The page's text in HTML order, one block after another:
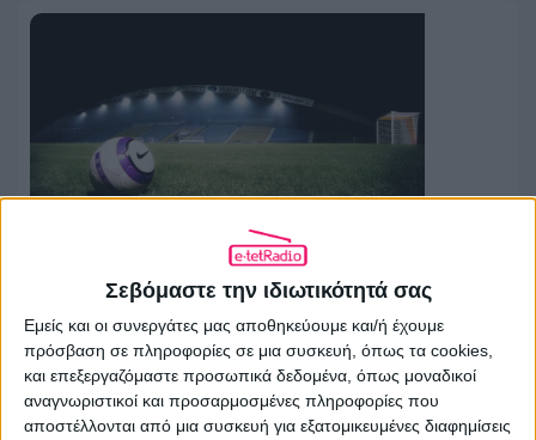
Σεβόμαστε την ιδιωτικότητά σας
Εμείς και οι συνεργάτες μας αποθηκεύουμε και/ή έχουμε
πρόσβαση σε πληροφορίες σε μια συσκευή, όπως τα cookies,
και επεξεργαζόμαστε προσωπικά δεδομένα, όπως μοναδικοί
αναγνωριστικοί και προσαρμοσμένες πληροφορίες που
αποστέλλονται από μια συσκευή για εξατομικευμένες διαφημίσεις
«Μπάσιμο» της Cosmote TV σε ΑΕΚ,
Παναθηναϊκό και άλλες 6 ομάδες
13.07.2021 - 12:14
ΔΙΑΒΆΣΤΕ ΠΕΡΙΣΣΌΤΕΡΑ